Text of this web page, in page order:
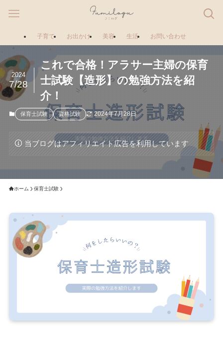
子育て お出かけ 美容 生活 お問い合わせ
これで合格！アラサー主婦の保育
士試験【造形】の勉強方法を紹
介！
2024
7/28
保育士試験 資格試験 2024年7月28日
当ブログはアフィリエイト広告を利用しています
ホーム 保育士試験